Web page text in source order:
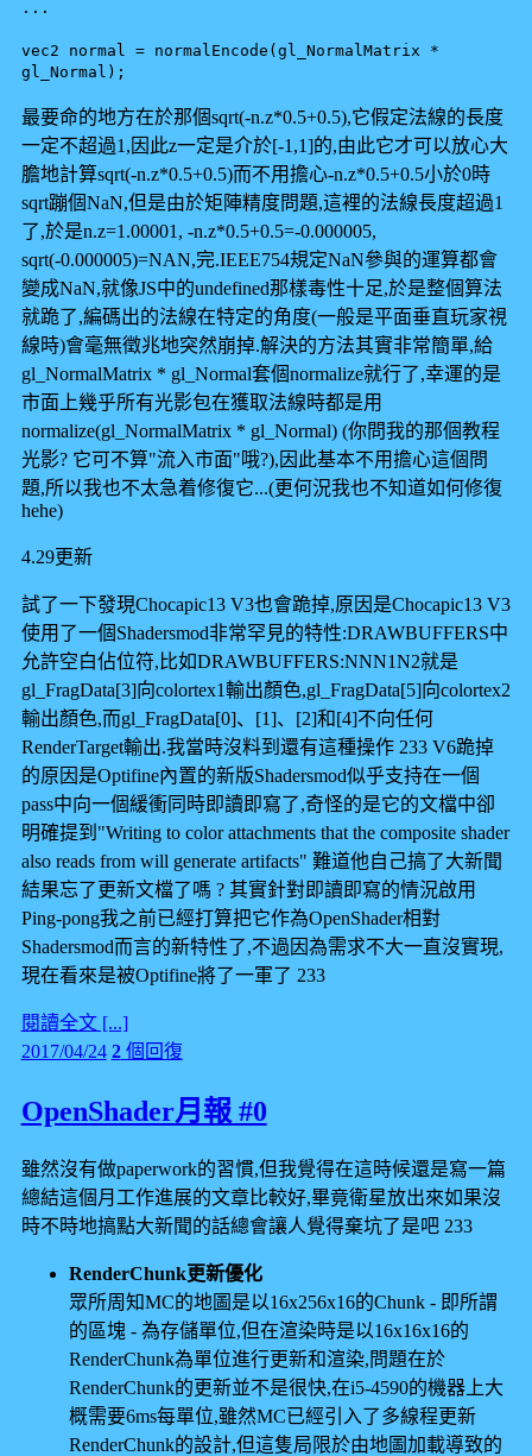
...
vec2 normal = normalEncode(gl_NormalMatrix *
gl_Normal);
最要命的地方在於那個sqrt(-n.z*0.5+0.5),它假定法線的長度
一定不超過1,因此z一定是介於[-1,1]的,由此它才可以放心大
膽地計算sqrt(-n.z*0.5+0.5)而不用擔心-n.z*0.5+0.5小於0時
sqrt蹦個NaN,但是由於矩陣精度問題,這裡的法線長度超過1
了,於是n.z=1.00001, -n.z*0.5+0.5=-0.000005,
sqrt(-0.000005)=NAN,完.IEEE754規定NaN參與的運算都會
變成NaN,就像JS中的undefined那樣毒性十足,於是整個算法
就跪了,編碼出的法線在特定的角度(一般是平面垂直玩家視
線時)會毫無徵兆地突然崩掉.解決的方法其實非常簡單,給
gl_NormalMatrix * gl_Normal套個normalize就行了,幸運的是
市面上幾乎所有光影包在獲取法線時都是用
normalize(gl_NormalMatrix * gl_Normal) (你問我的那個教程
光影? 它可不算"流入市面"哦?),因此基本不用擔心這個問
題,所以我也不太急着修復它...(更何況我也不知道如何修復
hehe)
4.29更新
試了一下發現Chocapic13 V3也會跪掉,原因是Chocapic13 V3
使用了一個Shadersmod非常罕見的特性:DRAWBUFFERS中
允許空白佔位符,比如DRAWBUFFERS:NNN1N2就是
gl_FragData[3]向colortex1輸出顏色,gl_FragData[5]向colortex2
輸出顏色,而gl_FragData[0]、[1]、[2]和[4]不向任何
RenderTarget輸出.我當時沒料到還有這種操作 233 V6跪掉
的原因是Optifine內置的新版Shadersmod似乎支持在一個
pass中向一個緩衝同時即讀即寫了,奇怪的是它的文檔中卻
明確提到"Writing to color attachments that the composite shader
also reads from will generate artifacts" 難道他自己搞了大新聞
結果忘了更新文檔了嗎 ? 其實針對即讀即寫的情況啟用
Ping-pong我之前已經打算把它作為OpenShader相對
Shadersmod而言的新特性了,不過因為需求不大一直沒實現,
現在看來是被Optifine將了一軍了 233
閱讀全文 [...]
2017/04/24 2個回復
OpenShader月報 #0
雖然沒有做paperwork的習慣,但我覺得在這時候還是寫一篇
總結這個月工作進展的文章比較好,畢竟衛星放出來如果沒
時不時地搞點大新聞的話總會讓人覺得棄坑了是吧 233
RenderChunk更新優化
眾所周知MC的地圖是以16x256x16的Chunk - 即所謂
的區塊 - 為存儲單位,但在渲染時是以16x16x16的
RenderChunk為單位進行更新和渲染,問題在於
RenderChunk的更新並不是很快,在i5-4590的機器上大
概需要6ms每單位,雖然MC已經引入了多線程更新
RenderChunk的設計,但這隻局限於由地圖加載導致的